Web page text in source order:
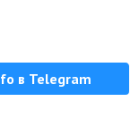
в Telegram